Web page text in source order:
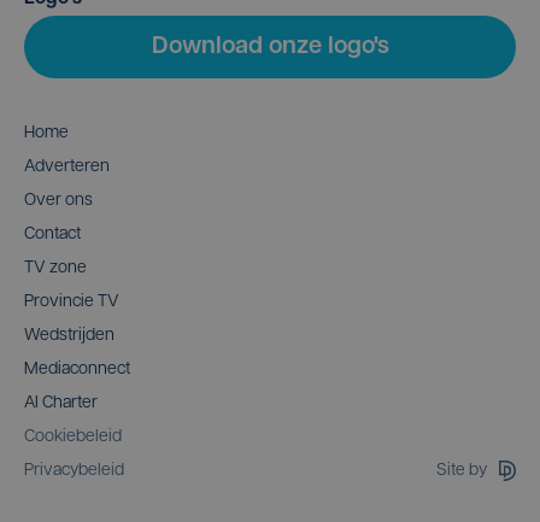
Download onze logo's
Home
Adverteren
Over ons
Contact
TV zone
Provincie TV
Wedstrijden
Mediaconnect
AI Charter
Cookiebeleid
Privacybeleid
Site by